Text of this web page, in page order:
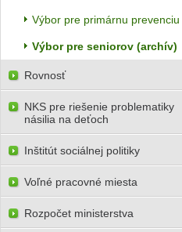
Výbor pre primárnu prevenciu
Výbor pre seniorov (archív)
Rovnosť
NKS pre riešenie problematiky
násilia na deťoch
Inštitút sociálnej politiky
Voľné pracovné miesta
Rozpočet ministerstva